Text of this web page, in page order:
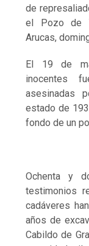
de
el Pozo de
Arucas,
El 19 de
inocentes
asesinadas
estado de
fondo de un
Ochenta y
testimonios
cadáveres
años de
Cabildo de